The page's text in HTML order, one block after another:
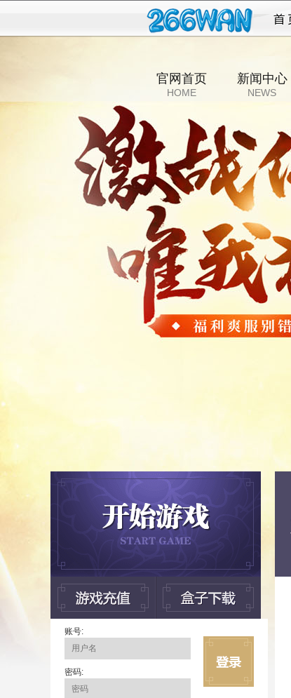
官网首页
HOME
新闻中心
NEWS
账号:
密码: